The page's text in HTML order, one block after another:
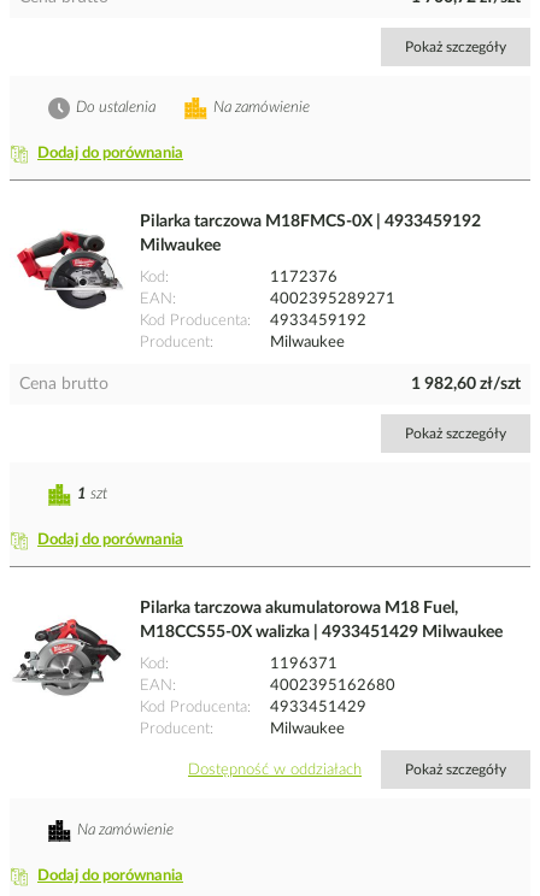
Pokaż szczegóły
Dodaj do porównania
Na zamówienie
Do ustalenia
Pilarka tarczowa M18FMCS-0X | 4933459192
Milwaukee
Kod
1172376
EAN
4002395289271
Kod Producenta
4933459192
Producent
Milwaukee
Cena brutto 1 982,60 zł/szt
Pokaż szczegóły
Dodaj do porównania
1 szt
Pilarka tarczowa akumulatorowa M18 Fuel,
M18CCS55-0X walizka | 4933451429 Milwaukee
Kod
1196371
EAN
4002395162680
Kod Producenta
4933451429
Producent
Milwaukee
Dostępność w oddziałach Pokaż szczegóły
Dodaj do porównania
Na zamówienie